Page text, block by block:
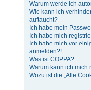
Warum werde ich
Wie kann ich
auftaucht?
Ich habe mein
Ich habe mich
Ich habe mich vor
anmelden?!
Was ist COPPA?
Warum kann ich mich
Wozu ist die „Alle